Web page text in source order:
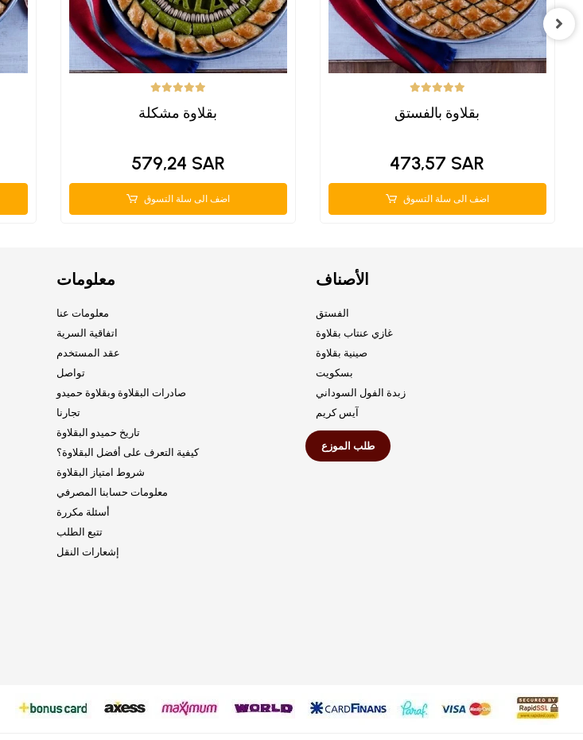
بقلاوة مشكلة
579,24 SAR
اضف الى سلة التسوق
بقلاوة بالفستق
473,57 SAR
اضف الى سلة التسوق
معلومات
معلومات عنا
اتفاقية السرية
عقد المستخدم
تواصل
صادرات البقلاوة وبقلاوة حميدو
تجارنا
تاريخ حميدو البقلاوة
كيفية التعرف على أفضل البقلاوة؟
شروط امتياز البقلاوة
معلومات حسابنا المصرفي
أسئلة مكررة
تتبع الطلب
إشعارات النقل
الأصناف
الفستق
غازي عنتاب بقلاوة
صينية بقلاوة
بسكويت
زبدة الفول السوداني
آيس كريم
طلب الموزع